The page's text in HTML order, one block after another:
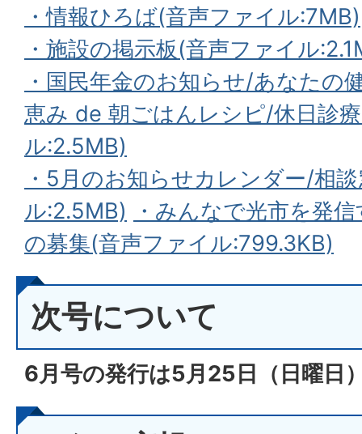
・情報ひろば(音声ファイル:7MB)
・施設の掲示板(音声ファイル
・国民年金のお知らせ/あなたの
恵み de 朝ごはんレシピ/休日診
ル:2.5MB)
・5月のお知らせカレンダー/相
ル:2.5MB)
・みんなで光市を発
の募集(音声ファイル:799.3KB)
次号について
6月号の発行は5月25日（日曜日